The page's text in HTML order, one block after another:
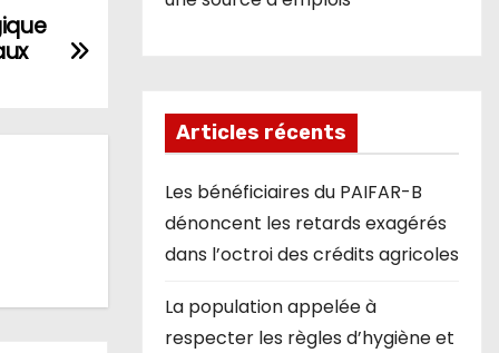
Articles récents
Les bénéficiaires du PAIFAR-B
dénoncent les retards exagérés
dans l’octroi des crédits agricoles
La population appelée à
respecter les règles d’hygiène et